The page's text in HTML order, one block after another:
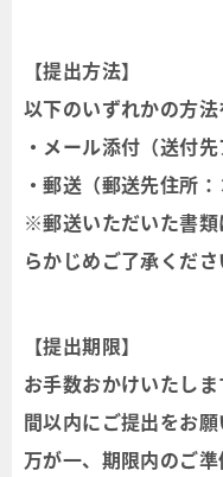
【提出方法】
以下のいずれかの方法
・メール添付（送付
・郵送（郵送先住所
※郵送いただいた書類
らかじめご了承くださ
【提出期限】
お手数おかけいたし
間以内にご提出をお願
万が一、期限内のご